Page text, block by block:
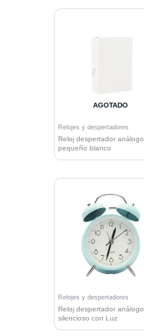
AGOTADO
Relojes y despertadores
Reloj despertador análogo
pequeño blanco
Relojes y despertadores
Reloj despertador análogo
silencioso con Luz